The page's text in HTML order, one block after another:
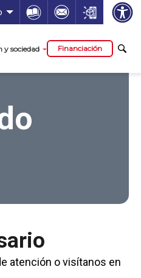
Icon Icon Icon
y sociedad Financiación
atención o visítanos en